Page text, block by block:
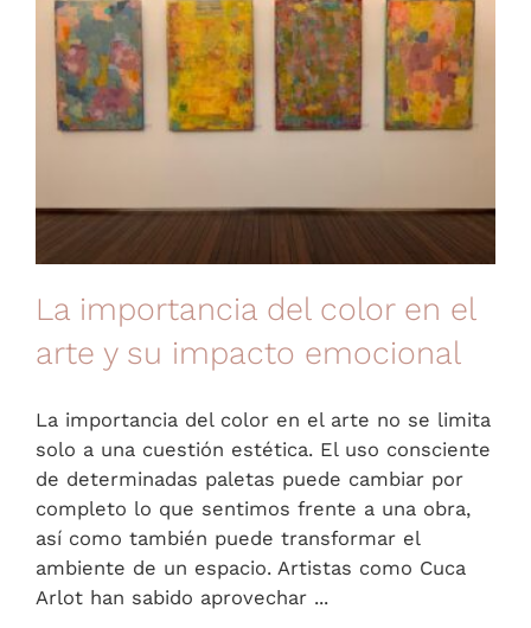
La importancia del color en el
arte y su impacto emocional
La importancia del color en el arte no se limita
solo a una cuestión estética. El uso consciente
de determinadas paletas puede cambiar por
completo lo que sentimos frente a una obra,
así como también puede transformar el
ambiente de un espacio. Artistas como Cuca
Arlot han sabido aprovechar ...